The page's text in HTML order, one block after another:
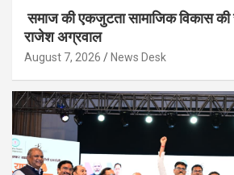
समाज की एकजुटता सामाजिक विकास
राजेश अग्रवाल
August 7, 2026 News Desk